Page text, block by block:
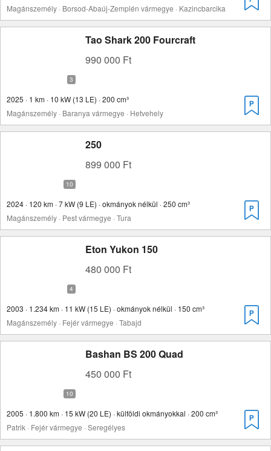
Magánszemély · Borsod-Abaúj-Zemplén vármegye · Kazincbarcika
Tao Shark 200 Fourcraft
990 000 Ft
2025 · 1 km · 10 kW (13 LE) · 200 cm³
Magánszemély · Baranya vármegye · Hetvehely
250
899 000 Ft
2024 · 120 km · 7 kW (9 LE) · okmányok nélkül · 250 cm³
Magánszemély · Pest vármegye · Tura
Eton Yukon 150
480 000 Ft
2003 · 1.234 km · 11 kW (15 LE) · okmányok nélkül · 150 cm³
Magánszemély · Fejér vármegye · Tabajd
Bashan BS 200 Quad
450 000 Ft
2005 · 1.800 km · 15 kW (20 LE) · külföldi okmányokkal · 200 cm³
Patrik · Fejér vármegye · Seregélyes